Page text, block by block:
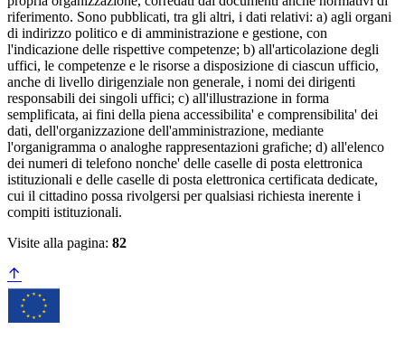
riferimento. Sono pubblicati, tra gli altri, i dati relativi: a) agli organi
di indirizzo politico e di amministrazione e gestione, con
l'indicazione delle rispettive competenze; b) all'articolazione degli
uffici, le competenze e le risorse a disposizione di ciascun ufficio,
anche di livello dirigenziale non generale, i nomi dei dirigenti
responsabili dei singoli uffici; c) all'illustrazione in forma
semplificata, ai fini della piena accessibilita' e comprensibilita' dei
dati, dell'organizzazione dell'amministrazione, mediante
l'organigramma o analoghe rappresentazioni grafiche; d) all'elenco
dei numeri di telefono nonche' delle caselle di posta elettronica
istituzionali e delle caselle di posta elettronica certificata dedicate,
cui il cittadino possa rivolgersi per qualsiasi richiesta inerente i
compiti istituzionali.
Visite alla pagina: 82